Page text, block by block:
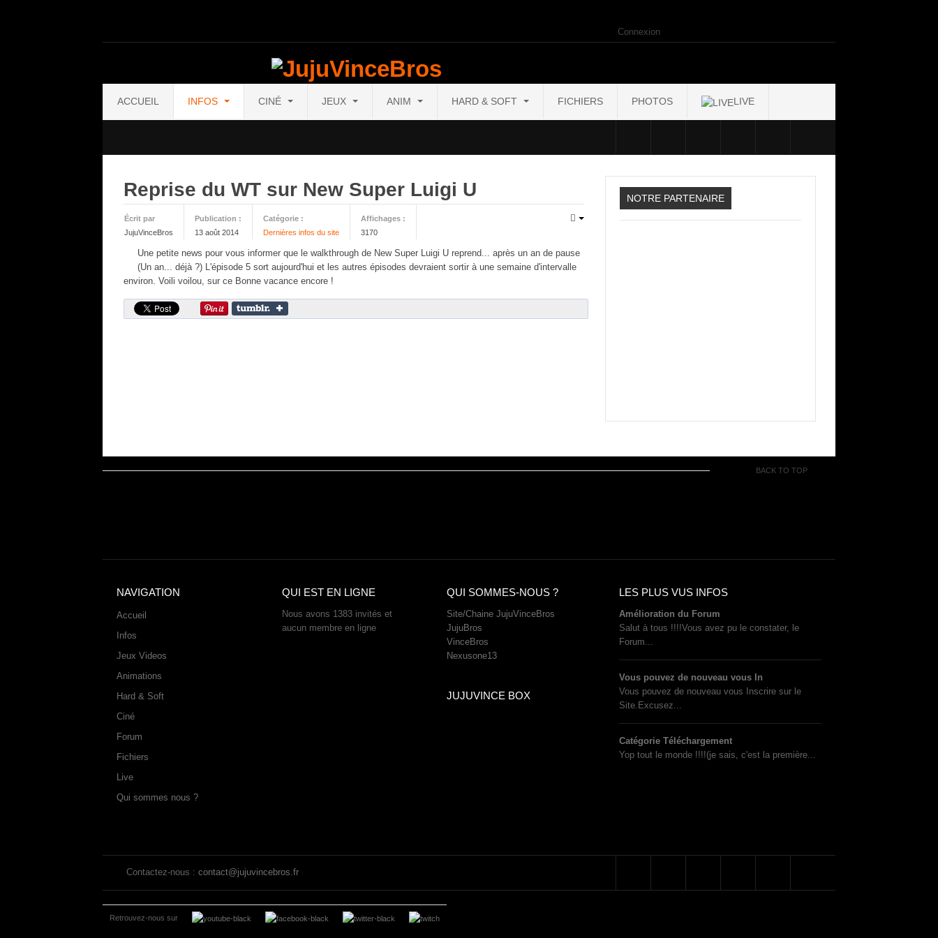
Connexion
ACCUEIL INFOS CINÉ JEUX ANIM HARD & SOFT FICHIERS PHOTOS LIVE
Reprise du WT sur New Super Luigi U
Écrit par
JujuVinceBros
Publication :
13 août 2014
Catégorie :
Dernières infos du site
Affichages :
3170
Une petite news pour vous informer que le walkthrough de New Super Luigi U reprend... après un an de pause
(Un an... déjà ?) L'épisode 5 sort aujourd'hui et les autres épisodes devraient sortir à une semaine d'intervalle
environ. Voili voilou, sur ce Bonne vacance encore !
NOTRE PARTENAIRE
BACK TO TOP
NAVIGATION
Accueil
Infos
Jeux Videos
Animations
Hard & Soft
Ciné
Forum
Fichiers
Live
Qui sommes nous ?
QUI EST EN LIGNE
Nous avons 1383 invités et
aucun membre en ligne
QUI SOMMES-NOUS ?
Site/Chaine JujuVinceBros
JujuBros
VinceBros
Nexusone13
JUJUVINCE BOX
LES PLUS VUS INFOS
Amélioration du Forum
Salut à tous !!!!Vous avez pu le constater, le
Forum...
Vous pouvez de nouveau vous In
Vous pouvez de nouveau vous Inscrire sur le
Site.Excusez...
Catégorie Téléchargement
Yop tout le monde !!!!(je sais, c'est la première...
Contactez-nous : contact@jujuvincebros.fr
Retrouvez-nous sur